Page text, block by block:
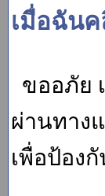
เมื่อฉัน
ขออภัย
ผ่านทาง
เพื่อป้อง